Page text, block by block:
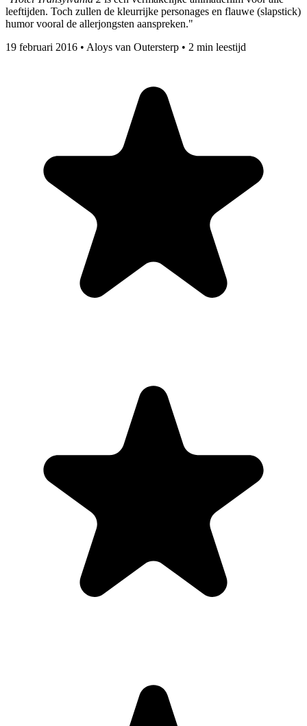
leeftijden. Toch zullen de kleurrijke personages en flauwe (slapstick)
humor vooral de allerjongsten aanspreken."
19 februari 2016 • Aloys van Outersterp • 2 min leestijd